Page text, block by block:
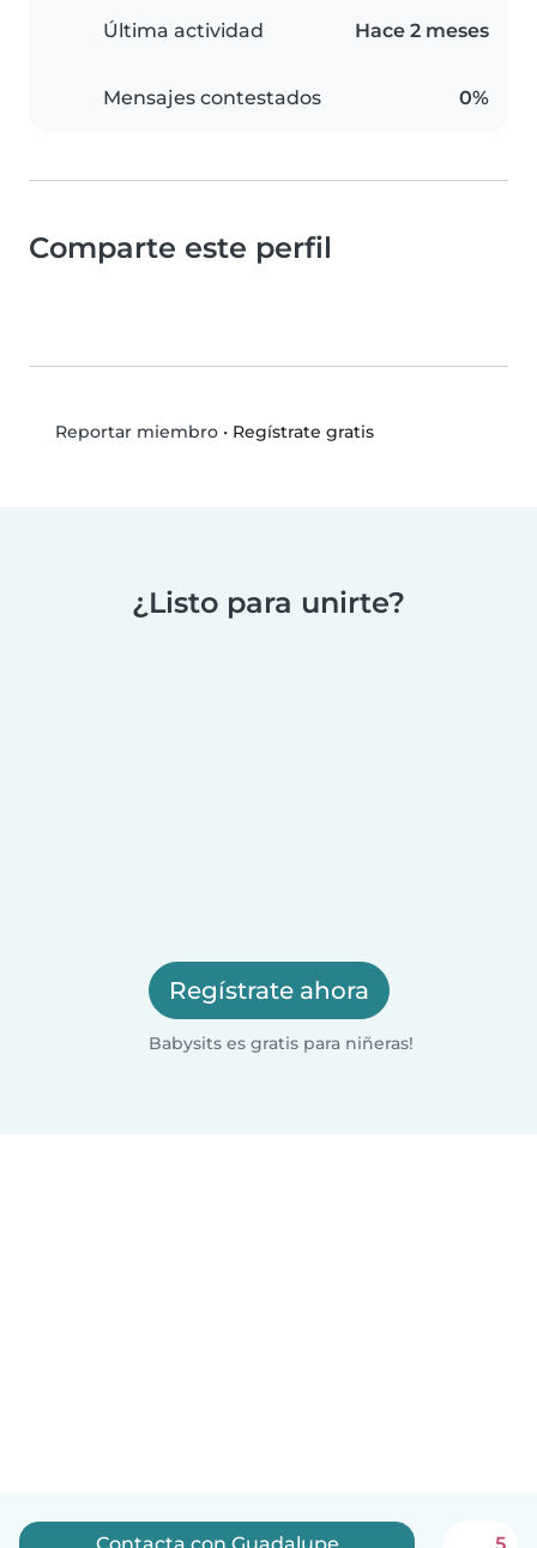
Última actividad Hace 2 meses
Mensajes contestados 0%
Comparte este perfil
Reportar miembro• Regístrate gratis
¿Listo para unirte?
Regístrate ahora
Babysits es gratis para niñeras!
Contacta con Guadalupe